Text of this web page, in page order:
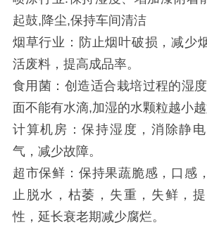
起鼓,降尘,保持车间清洁
烟草行业：防止烟叶破损，减少
活废料，提高成品率。
食用菌：创造适合栽培过程的湿
面不能有水滴,加湿的水颗粒越小越
计算机房：保持湿度，消除静
气，减少故障。
超市保鲜：保持果蔬脆感，口感
止脱水，枯萎，失重，失鲜，
性，延长衰老期减少腐烂。